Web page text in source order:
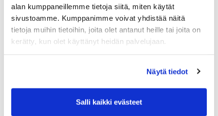
alan kumppaneillemme tietoja siitä, miten käytät
sivustoamme. Kumppanimme voivat yhdistää näitä
tietoja muihin tietoihin, joita olet antanut heille tai joita on
kerätty, kun olet käyttänyt heidän palvelujaan.
Näytä tiedot
Salli kaikki evästeet
Huoneistotyyppi:
2H+K+S
Pinta-ala:
59m2
Vuokra: